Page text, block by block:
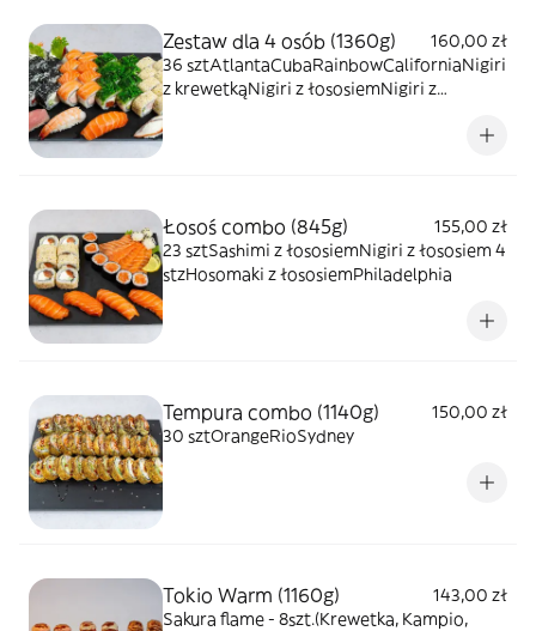
Zestaw dla 4 osób (1360g)
160,00 zł
36 sztAtlantaCubaRainbowCaliforniaNigiri
z krewetkąNigiri z łososiemNigiri z
Łosoś combo (845g)
155,00 zł
23 sztSashimi z łososiemNigiri z łososiem 4
stzHosomaki z łososiemPhiladelphia
Tempura combo (1140g)
150,00 zł
30 sztOrangeRioSydney
Tokio Warm (1160g)
143,00 zł
Sakura flame - 8szt.(Krewetka, Kampio,